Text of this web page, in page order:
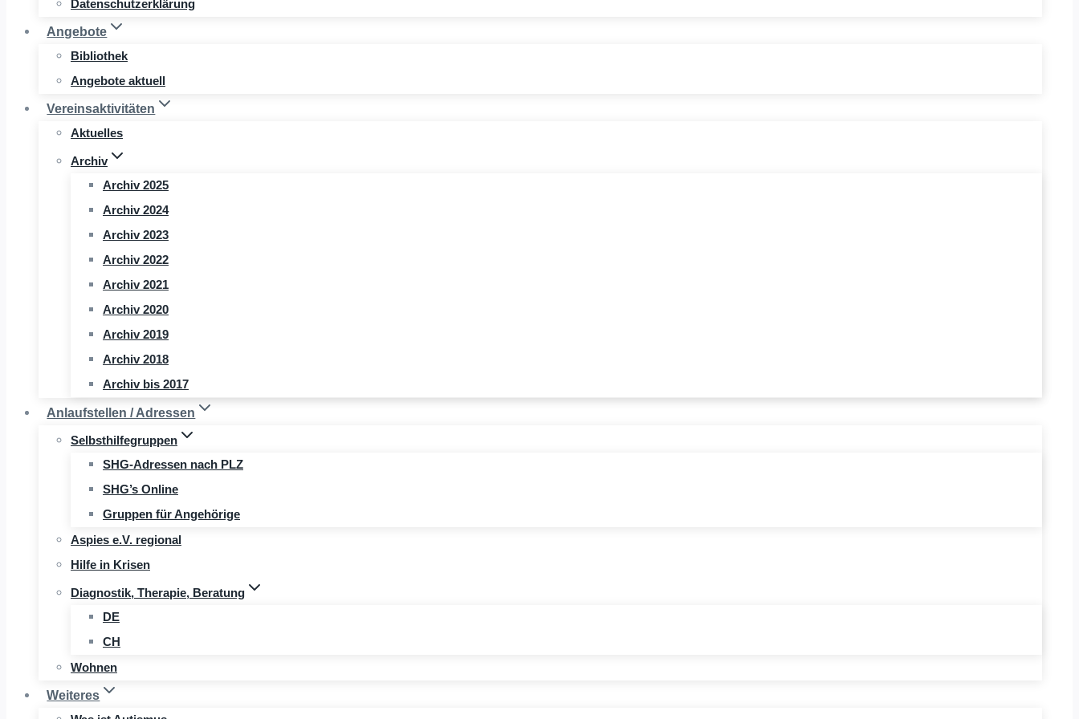
Datenschutzerklärung
Angebote
Bibliothek
Angebote aktuell
Vereinsaktivitäten
Aktuelles
Archiv
Archiv 2025
Archiv 2024
Archiv 2023
Archiv 2022
Archiv 2021
Archiv 2020
Archiv 2019
Archiv 2018
Archiv bis 2017
Anlaufstellen / Adressen
Selbsthilfegruppen
SHG-Adressen nach PLZ
SHG’s Online
Gruppen für Angehörige
Aspies e.V. regional
Hilfe in Krisen
Diagnostik, Therapie, Beratung
DE
CH
Wohnen
Weiteres